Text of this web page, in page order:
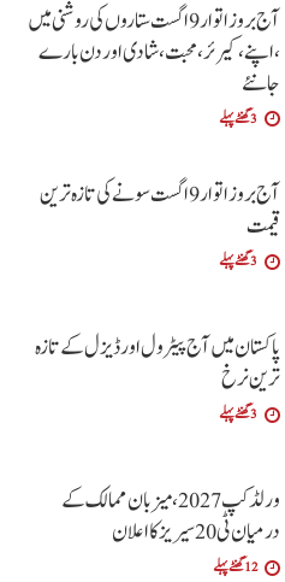
آج بروز اتوار9 اگست ستاروں کی روشنی میں
،اپنے،کیرئر،محبت ،شادی اور دن بارے
جانئے
3 گھنٹے پہلے
آج بروز اتوار 9 اگست سونے کی تازہ ترین
قیمت
3 گھنٹے پہلے
پاکستان میں آج پیٹرول اور ڈیزل کے تازہ
ترین نرخ
3 گھنٹے پہلے
ورلڈ کپ 2027، میزبان ممالک کے
درمیان ٹی20 سیریز کا اعلان
12 گھنٹے پہلے